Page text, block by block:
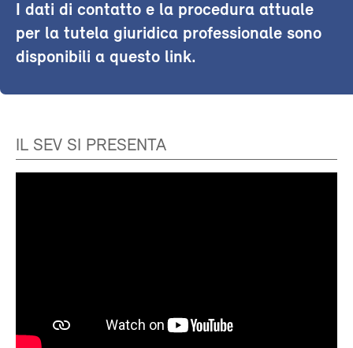
I dati di contatto e la procedura attuale
per la tutela giuridica professionale sono
disponibili a questo link.
IL SEV SI PRESENTA